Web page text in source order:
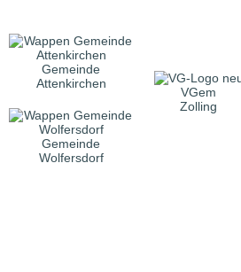
Gemeinde
Attenkirchen
VGem
Zolling
Gemeinde
Wolfersdorf